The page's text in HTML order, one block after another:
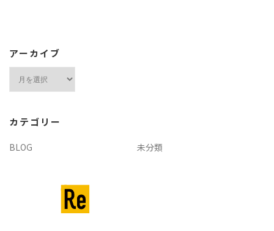
アーカイブ
ブ
カテゴリー
BLOG 未分類